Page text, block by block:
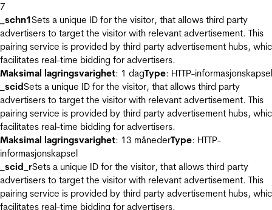
7
_schn1Sets a unique ID for the visitor, that allows third party
advertisers to target the visitor with relevant advertisement. This
pairing service is provided by third party advertisement hubs,
facilitates real-time bidding for advertisers.
Maksimal lagringsvarighet: 1 dagType: HTTP-informasjonskapsel
_scidSets a unique ID for the visitor, that allows third party
advertisers to target the visitor with relevant advertisement. This
pairing service is provided by third party advertisement hubs,
facilitates real-time bidding for advertisers.
Maksimal lagringsvarighet: 13 månederType: HTTP-
informasjonskapsel
_scid_rSets a unique ID for the visitor, that allows third party
advertisers to target the visitor with relevant advertisement. This
pairing service is provided by third party advertisement hubs,
facilitates real-time bidding for advertisers.